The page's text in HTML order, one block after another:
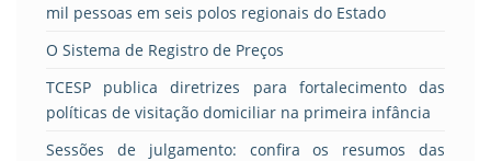
mil pessoas em seis polos regionais do Estado
O Sistema de Registro de Preços
TCESP publica diretrizes para fortalecimento das
políticas de visitação domiciliar na primeira infância
Sessões de julgamento: confira os resumos das